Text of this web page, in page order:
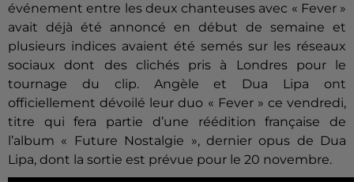
événement entre les deux chanteuses avec « Fever »
avait déjà été annoncé en début de semaine et
plusieurs indices avaient été semés sur les réseaux
sociaux dont des clichés pris à Londres pour le
tournage du clip. Angèle et Dua Lipa ont
officiellement dévoilé leur duo « Fever » ce vendredi,
titre qui fera partie d’une réédition française de
l’album « Future Nostalgie », dernier opus de Dua
Lipa, dont la sortie est prévue pour le 20 novembre.